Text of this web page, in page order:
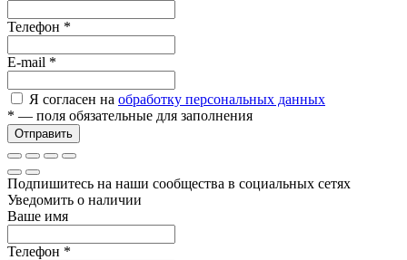
Телефон *
E-mail *
Я согласен на обработку персональных данных
* — поля обязательные для заполнения
Отправить
Подпишитесь на наши сообщества в социальных сетях
Уведомить о наличии
Ваше имя
Телефон *